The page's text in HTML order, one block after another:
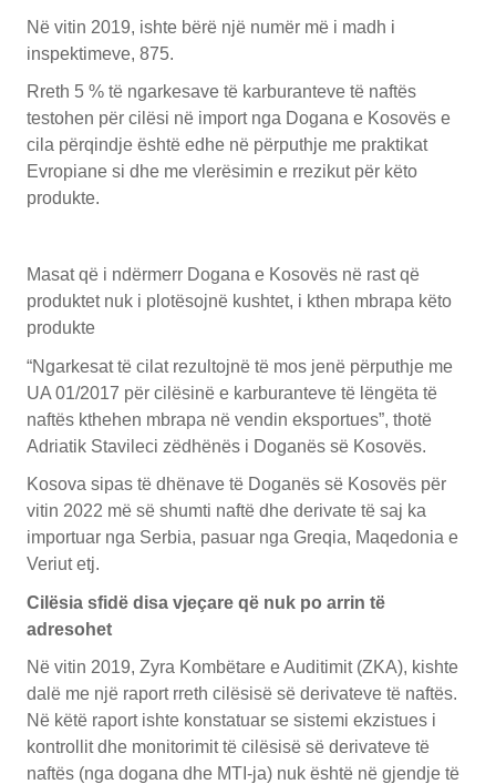
Në vitin 2019, ishte bërë një numër më i madh i
inspektimeve, 875.
Rreth 5 % të ngarkesave të karburanteve të naftës
testohen për cilësi në import nga Dogana e Kosovës e
cila përqindje është edhe në përputhje me praktikat
Evropiane si dhe me vlerësimin e rrezikut për këto
produkte.
Masat që i ndërmerr Dogana e Kosovës në rast që
produktet nuk i plotësojnë kushtet, i kthen mbrapa këto
produkte
“Ngarkesat të cilat rezultojnë të mos jenë përputhje me
UA 01/2017 për cilësinë e karburanteve të lëngëta të
naftës kthehen mbrapa në vendin eksportues”, thotë
Adriatik Stavileci zëdhënës i Doganës së Kosovës.
Kosova sipas të dhënave të Doganës së Kosovës për
vitin 2022 më së shumti naftë dhe derivate të saj ka
importuar nga Serbia, pasuar nga Greqia, Maqedonia e
Veriut etj.
Cilësia sfidë disa vjeçare që nuk po arrin të
adresohet
Në vitin 2019, Zyra Kombëtare e Auditimit (ZKA), kishte
dalë me një raport rreth cilësisë së derivateve të naftës.
Në këtë raport ishte konstatuar se sistemi ekzistues i
kontrollit dhe monitorimit të cilësisë së derivateve të
naftës (nga dogana dhe MTI-ja) nuk është në gjendje të